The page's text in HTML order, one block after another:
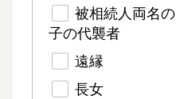
被相続人両名の
子の代襲者
遠縁
長女